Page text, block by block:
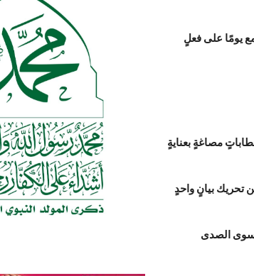
يومًا على فعلٍ
مصاغةٍ بعنايةٍ
تحريك بيانٍ واحدٍ
سوى الصدى